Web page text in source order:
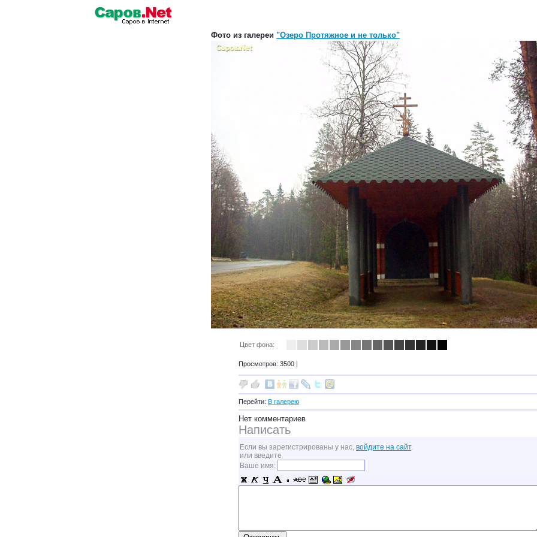
Фото из галереи "Озеро Протяжное и не только"
Цвет фона:
Просмотров: 3500 |
Перейти: В галерею
Нет комментариев
Написать
Если вы зарегистрированы у нас, войдите на сайт.
или введите
Ваше имя: